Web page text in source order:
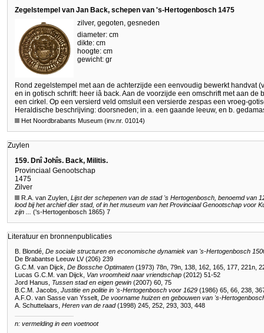
Zegelstempel van Jan Back, schepen van 's-Hertogenbosch 1475
zilver, gegoten, gesneden
diameter: cm
dikte: cm
hoogte: cm
gewicht: gr
Rond zegelstempel met aan de achterzijde een eenvoudig bewerkt handvat
en in gotisch schrift: heer iâ back. Aan de voorzijde een omschrift met aan
een cirkel. Op een versierd veld omsluit een versierde zespas een vroeg-
Heraldische beschrijving: doorsneden; in a. een gaande leeuw, en b.
Het Noordbrabants Museum (inv.nr. 01014)
Zuylen
159. Dnî Johîs. Back, Militis.
Provinciaal Genootschap
1475
Zilver
R.A. van Zuylen, Lijst der schepenen van de stad 's Hertogenbosch, benoemd van
lood bij het archief dier stad, of in het museum van het Provinciaal Genootschap voor
zijn ...
('s-Hertogenbosch 1865) 7
Literatuur en bronnenpublicaties
B. Blondé, De sociale structuren en economische dynamiek van 's-Hertogenbosch
De Brabantse Leeuw LV (206) 239
G.C.M. van Dijck, De Bossche Optimaten (1973) 78n, 79n, 138, 162, 165, 177, 221n,
Lucas G.C.M. van Dijck, Van vroomheid naar vriendschap (2012) 51-52
Jord Hanus, Tussen stad en eigen gewin (2007) 60, 75
B.C.M. Jacobs, Justitie en politie in 's-Hertogenbosch voor 1629 (1986) 65, 66, 238,
A.F.O. van Sasse van Ysselt, De voorname huizen en gebouwen van 's-
A. Schuttelaars, Heren van de raad(1998) 245, 252, 293, 303, 448
n: vermelding in een voetnoot